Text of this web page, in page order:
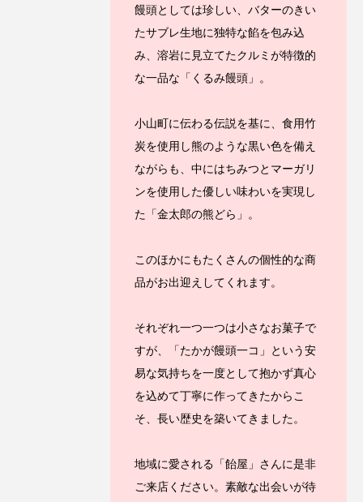
饅頭としては珍しい、バターのきい
たサブレ生地に独特な餡を包み込
み、溶岩に見立てたクルミが特徴的
な一品な「くるみ饅頭」。
小山町に伝わる伝説を基に、食用竹
炭を使用し熊のような黒い色を備え
ながらも、中にはちみつとマーガリ
ンを使用した優しい味わいを実現し
た「金太郎の熊どら」。
このほかにもたくさんの個性的な商
品がお出迎えしてくれます。
それぞれ一つ一つは小さなお菓子で
すが、「たかが饅頭一コ」という安
易な気持ちを一度として抱かず真心
を込めて丁寧に作ってきたからこ
そ、長い歴史を築いてきました。
地域に愛される「飴屋」さんに是非
ご来店ください。素敵な出会いが待